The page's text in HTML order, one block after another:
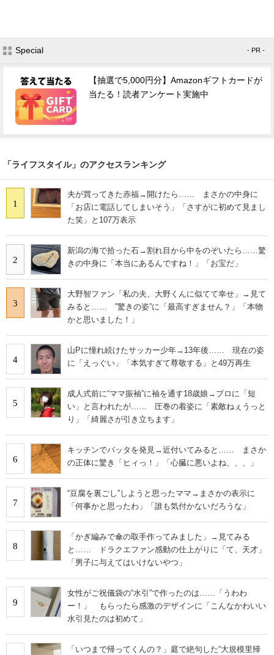
Special - PR -
【抽選で5,000円分】Amazonギフトカードが
当たる！読者アンケート実施中
「ライフスタイル」のアクセスランキング
1
夫が買ってきた赤福→開けたら…… まさかの中身に
「お店に電話してしまいそう」「さすがに初めて見まし
た笑」と107万表示
2
新潟の海で拾った石→割れ目から中をのぞいたら……驚
きの中身に「本当にあるんですね！」「お宝だ」
3
大野智ファン「私の夫、大野くんに似てて幸せ」→見て
みると…… ‟驚きの姿”に「最高すぎません？」「本物
かと思いました！」
4
山Pに憧れ続けたサッカー少年→13年後…… 現在の姿
に「えっぐい」「本気すぎて尊敬する」と49万再生
5
成人式前に“ママ振袖”に袖を通す18歳娘→プロに「短
い」と言われたが…… 圧巻の着姿に「素敵ねぇうっと
り」「綺麗さが引き立ちます」
6
キッチンでバッタを発見→近付いてみると…… まさか
の正体に驚き「ヒィっ！」「心臓に悪いよね、、、」
7
“豆腐を裏ごし”しようと思ったママ→まさかの表示に
「何事かと思ったわ」「誰も気付かないだろうな」
8
「かぎ編みで傘の取手作ってみました」→見てみる
と…… ドラクエファン感動の仕上がりに「て、天才」
「男子に与えてはいけないやつ」
9
女性がご祝儀袋の“水引”で作ったのは……「うわわ
ー！」 もらったら感激のデザインに「こんなかわいい
水引見たのは初めて」
「いつまで帰ってくんの？」庭で絶句した“大規模里帰